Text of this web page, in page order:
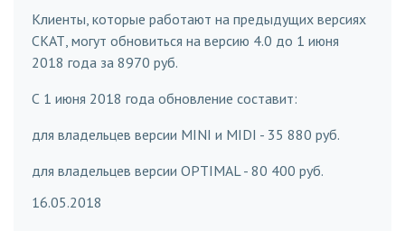
Клиенты, которые работают на предыдущих версиях
СКАТ, могут обновиться на версию 4.0 до 1 июня
2018 года за 8970 руб.
С 1 июня 2018 года обновление составит:
для владельцев версии MINI и MIDI - 35 880 руб.
для владельцев версии OPTIMAL - 80 400 руб.
16.05.2018